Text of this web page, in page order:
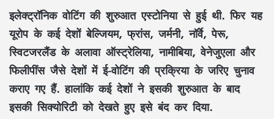
इलेक्ट्रॉनिक वोटिंग की शुरुआत एस्टोनिया से हुई थी. फिर यह
यूरोप के कई देशों बेल्जियम, फ्रांस, जर्मनी, नॉर्वे, पेरू,
स्विटजरलैंड के अलावा ऑस्ट्रेलिया, नामीबिया, वेनेजुएला और
फिलीपींस जैसे देशों में ई-वोटिंग की प्रक्रिया के जरिए चुनाव
कराए गए हैं. हालांकि कई देशों ने इसकी शुरुआत के बाद
इसकी सिक्योरिटी को देखते हुए इसे बंद कर दिया.